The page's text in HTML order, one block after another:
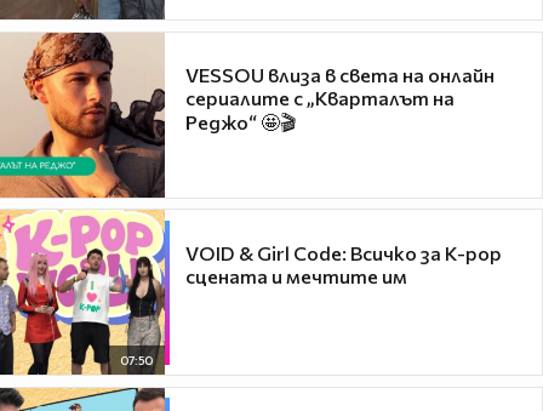
VESSOU влиза в света на онлайн
сериалите с „Кварталът на
Реджо“ 🤩🎬
07:50
VOID & Girl Code: Всичко за K-pop
сцената и мечтите им